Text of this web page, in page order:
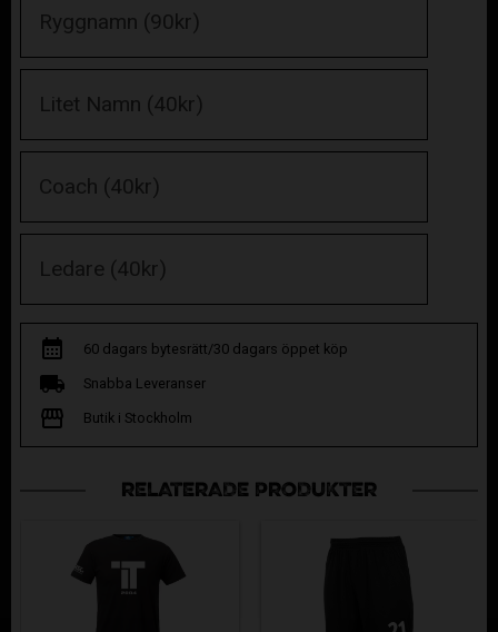
60 dagars bytesrätt/30 dagars öppet köp
Snabba Leveranser
Butik i Stockholm
RELATERADE PRODUKTER